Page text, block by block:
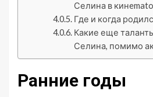
Селина в
Где и когда
Какие еще
Селина, помимо
Ранние годы